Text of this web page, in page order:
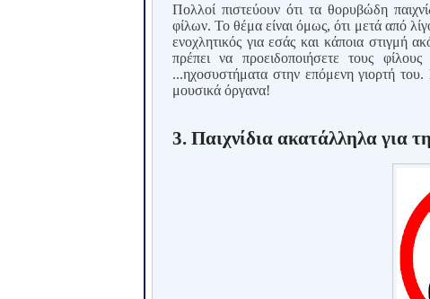
Πολλοί πιστεύουν ότι τα θορυβώδη
φίλων. Το θέμα είναι όμως, ότι μετά από
ενοχλητικός για εσάς και κάποια στιγμή
πρέπει να προειδοποιήσετε τους
...ηχοσυστήματα στην επόμενη γιορτή
μουσικά όργανα!
3. Παιχνίδια ακατάλληλα για